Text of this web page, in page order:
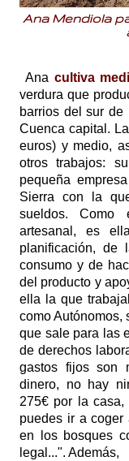
Ana Mendiola
Ana cultiva
verdura que
barrios del sur
Cuenca capital.
euros) y medio,
otros trabajos:
pequeña
Sierra con la
sueldos. Como
artesanal, es
planificación, de
consumo y de
del producto y
ella la que
como Autónomos,
que sale para las
de derechos
gastos fijos son
dinero, no hay
275€ por la
puedes ir a coger
en los bosques
legal...". Además,